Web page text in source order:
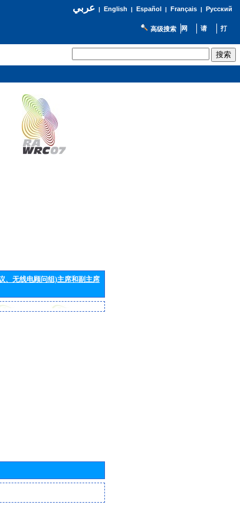
عربي| English | Español | Français| Русский
高级搜索
、无线电顾问组)主席和副主席